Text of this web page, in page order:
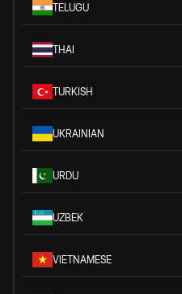
TELUGU
THAI
TURKISH
UKRAINIAN
URDU
UZBEK
VIETNAMESE